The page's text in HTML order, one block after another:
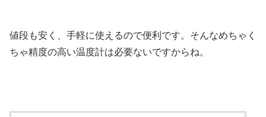
値段も安く、手軽に使えるので便利です。そんなめちゃく
ちゃ精度の高い温度計は必要ないですからね。